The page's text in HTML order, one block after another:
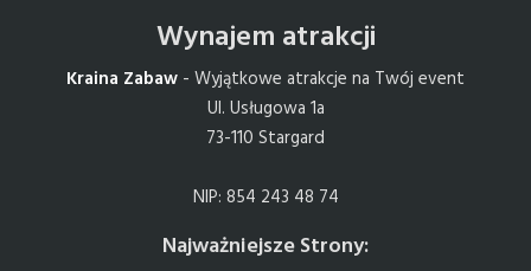
Wynajem atrakcji
Kraina Zabaw - Wyjątkowe atrakcje na Twój event
Ul. Usługowa 1a
73-110 Stargard
NIP: 854 243 48 74
Najważniejsze Strony: